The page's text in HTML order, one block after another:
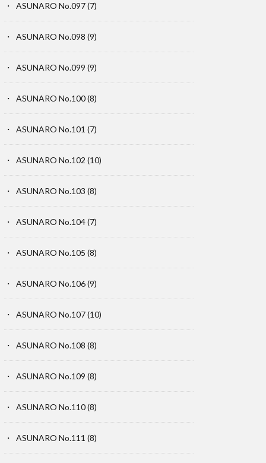
ASUNARO No.097(7)
ASUNARO No.098 (9)
ASUNARO No.099 (9)
ASUNARO No.100(8)
ASUNARO No.101 (7)
ASUNARO No.102 (10)
ASUNARO No.103 (8)
ASUNARO No.104(7)
ASUNARO No.105 (8)
ASUNARO No.106(9)
ASUNARO No.107(10)
ASUNARO No.108 (8)
ASUNARO No.109 (8)
ASUNARO No.110(8)
ASUNARO No.111 (8)